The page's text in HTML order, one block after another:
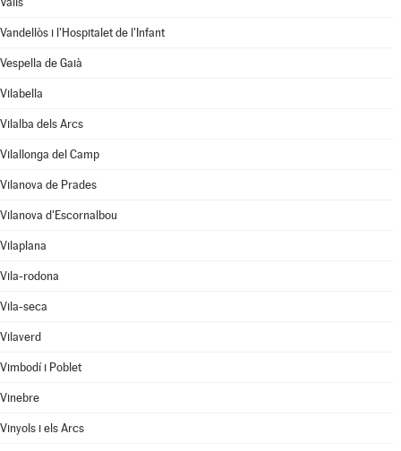
Vandellòs i l'Hospitalet de l'Infant
Vespella de Gaià
Vilabella
Vilalba dels Arcs
Vilallonga del Camp
Vilanova de Prades
Vilanova d'Escornalbou
Vilaplana
Vila-rodona
Vila-seca
Vilaverd
Vimbodí i Poblet
Vinebre
Vinyols i els Arcs